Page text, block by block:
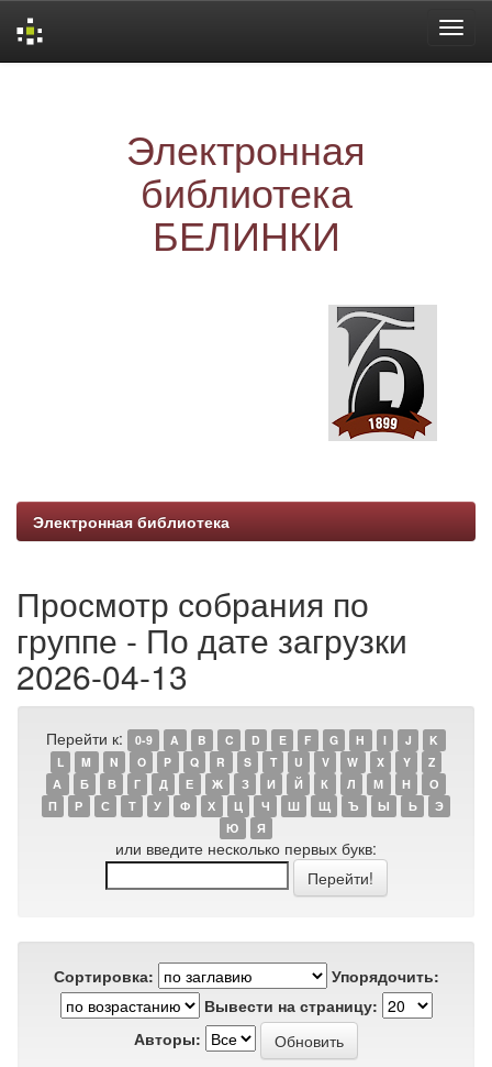
Электронная
библиотека
БЕЛИНКИ
Электронная библиотека
Просмотр собрания по
группе - По дате загрузки
2026-04-13
Перейти к: 0-9 A B C D E F G H I J
K
L
M N O P Q R S T U V W X Y
Z
А
Б В Г Д Е Ж З И Й К Л М Н
О
П
Р С Т У Ф Х Ц Ч Ш Щ Ъ Ы Ь
Э
Ю
Я
или введите несколько первых букв:
Сортировка:
Упорядочить:
Вывести на страницу:
Авторы: